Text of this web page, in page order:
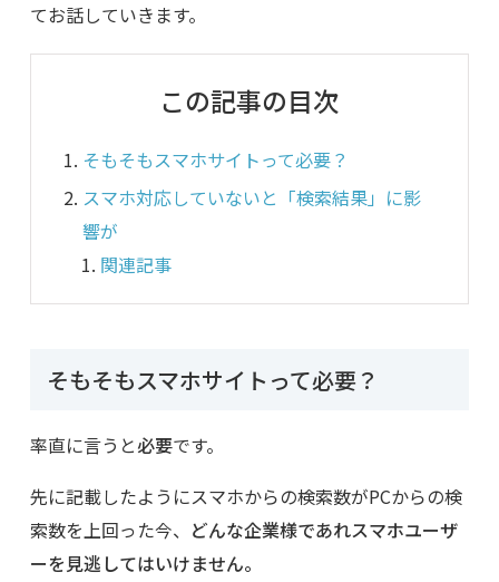
てお話していきます。
この記事の目次
そもそもスマホサイトって必要？
スマホ対応していないと「検索結果」に影
響が
関連記事
そもそもスマホサイトって必要？
率直に言うと必要です。
先に記載したようにスマホからの検索数がPCからの検
索数を上回った今、 どんな企業様であれスマホユーザ
ーを見逃してはいけません。